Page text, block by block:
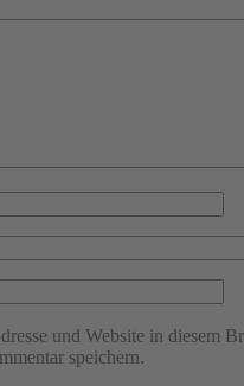
und Website in diesem
speichern.